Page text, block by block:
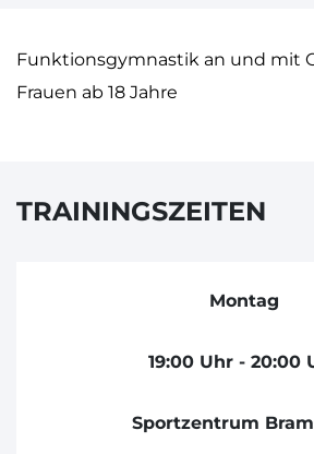
Funktionsgymnastik an und mit
Frauen ab 18 Jahre
TRAININGSZEITEN
Montag
19:00 Uhr - 20:00
Sportzentrum